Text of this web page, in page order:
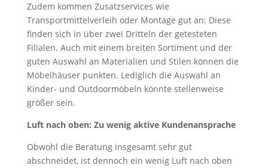
Zudem kommen Zusatzservices wie
Transportmittelverleih oder Montage gut an: Diese
finden sich in über zwei Dritteln der getesteten
Filialen. Auch mit einem breiten Sortiment und der
guten Auswahl an Materialien und Stilen können die
Möbelhäuser punkten. Lediglich die Auswahl an
Kinder- und Outdoormöbeln könnte stellenweise
größer sein.
Luft nach oben: Zu wenig aktive Kundenansprache
Obwohl die Beratung insgesamt sehr gut
abschneidet, ist dennoch ein wenig Luft nach oben